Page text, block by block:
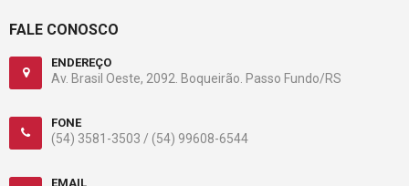
FALE CONOSCO
ENDEREÇO
Av. Brasil Oeste, 2092. Boqueirão. Passo Fundo/RS
FONE
(54) 3581-3503 / (54) 99608-6544
EMAIL